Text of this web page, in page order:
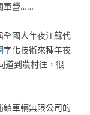
軍營……
全國人年夜江蘇代
字化技術來種年夜
道到農村往，很
車輛無限公司的